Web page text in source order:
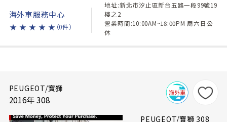
海外車服務中心
★ ★ ★ ★ ★ （0件）
地址:新北市汐止區新台五路一段99號19
樓之2
營業時間:10:00AM~18:00PM 周六日公
休
PEUGEOT/寶獅
2016年 308
PEUGEOT/寶獅 308